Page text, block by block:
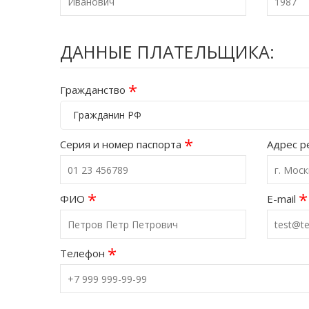
ДАННЫЕ ПЛАТЕЛЬЩИКА:
Гражданство *
Гражданин РФ
Серия и номер паспорта * Адрес
ФИО * E-mail *
Телефон *